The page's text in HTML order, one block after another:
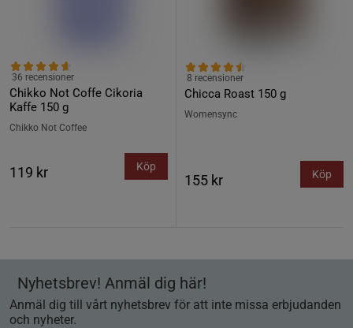
Chikko Not Coffe Cikoria
Kaffe 150 g
36 recensioner
Chikko Not Coffee
119 kr Köp
Chicca Roast 150 g
8 recensioner
Womensync
155 kr Köp
Nyhetsbrev! Anmäl dig här!
Anmäl dig till vårt nyhetsbrev för att inte missa erbjudanden
och nyheter.